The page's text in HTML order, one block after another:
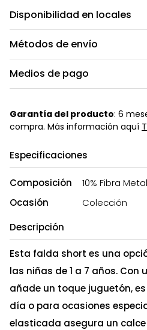
Disponibilidad en locales
Métodos de envío
Medios de pago
Garantía del producto: 6
compra. Más información aquí
Especificaciones
Composición
10% Fibra
Ocasión
Colección
Descripción
Esta falda short es una
las niñas de 1 a 7 años. Con
añade un toque juguetón,
día o para ocasiones
elasticada asegura un